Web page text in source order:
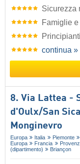
Sicurezza
Famiglie
Principianti
continua »
8. Via Lattea -
d'Oulx/​San
Monginevro
Europa Italia Piemonte
Europa
Francia
(dipartimento)
Briançon